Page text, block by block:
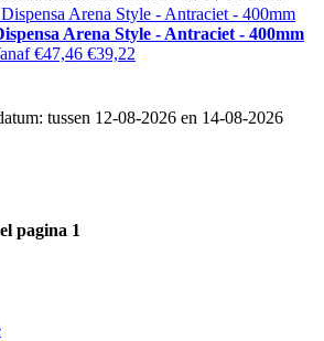
Arena Style - Antraciet - 400mm
€47,46 €39,22
tussen 12-08-2026 en 14-08-2026
pagina 1